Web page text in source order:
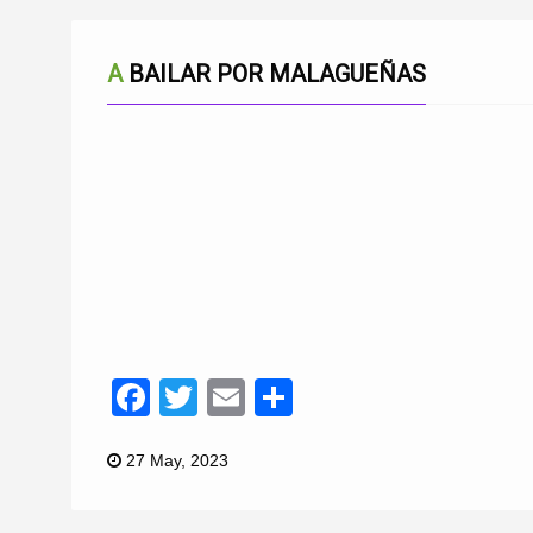
A BAILAR POR MALAGUEÑAS
Facebook
TwitterEmail
27 May, 2023